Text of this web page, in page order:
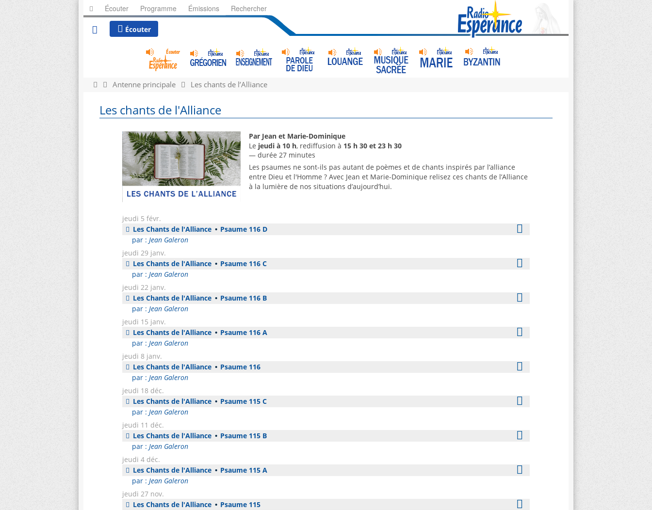
Écouter Programme Émissions Rechercher
Écouter
Antenne principale Les chants de l’Alliance
Les chants de l'Alliance
Par Jean et Marie-Dominique
Le jeudi à 10 h, rediffusion à 15 h 30 et 23 h 30
— durée 27 minutes
Les psaumes ne sont-ils pas autant de poèmes et de chants inspirés par l’alliance
entre Dieu et l'Homme ? Avec Jean et Marie-Dominique relisez ces chants de l’Alliance
à la lumière de nos situations d’aujourd’hui.
jeudi 5 févr.
Les Chants de l'Alliance • Psaume 116 D
par : Jean Galeron
jeudi 29 janv.
Les Chants de l'Alliance • Psaume 116 C
par : Jean Galeron
jeudi 22 janv.
Les Chants de l'Alliance • Psaume 116 B
par : Jean Galeron
jeudi 15 janv.
Les Chants de l'Alliance • Psaume 116 A
par : Jean Galeron
jeudi 8 janv.
Les Chants de l'Alliance • Psaume 116
par : Jean Galeron
jeudi 18 déc.
Les Chants de l'Alliance • Psaume 115 C
par : Jean Galeron
jeudi 11 déc.
Les Chants de l'Alliance • Psaume 115 B
par : Jean Galeron
jeudi 4 déc.
Les Chants de l'Alliance • Psaume 115 A
par : Jean Galeron
jeudi 27 nov.
Les Chants de l'Alliance • Psaume 115